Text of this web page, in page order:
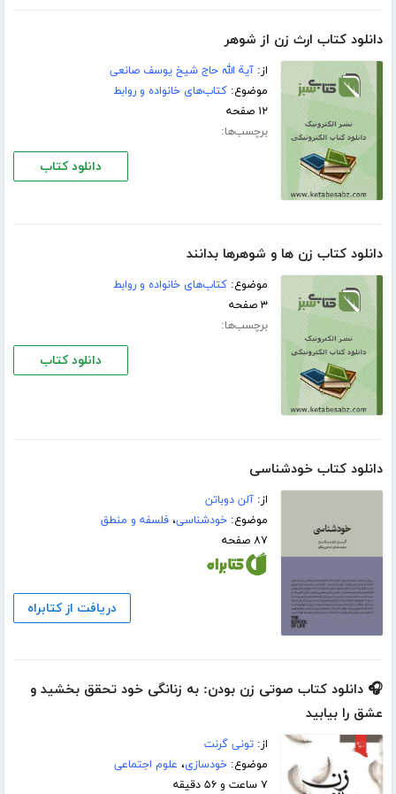
دانلود کتاب ارث زن از شوهر
از:آیة الله حاج شیخ یوسف صانعی
موضوع:کتاب‌های خانواده و روابط
۱۲ صفحه
برچسب‌ها:
دانلود کتاب
دانلود کتاب زن ها و شوهرها بدانند
موضوع:کتاب‌های خانواده و روابط
۳ صفحه
برچسب‌ها:
دانلود کتاب
دانلود کتاب خودشناسی
از:آلن دوباتن
موضوع:خودشناسی،فلسفه و منطق
۸۷ صفحه
دریافت از کتابراه
🎧 دانلود کتاب صوتی زن بودن: به زنانگی خود تحقق بخشید و
عشق را بیابید
از:تونی گرنت
موضوع:خودسازی، علوم اجتماعی
۷ ساعت و ۵۶ دقیقه